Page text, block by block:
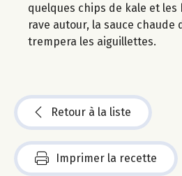
quelques chips de kale et
rave autour, la sauce chaude
trempera les aiguillettes.
Retour à la liste
Imprimer la recette